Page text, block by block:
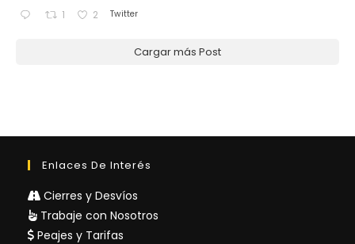
1 2 Twitter
Cargar más Post
Enlaces De Interés
Cierres y Desvíos
Trabaje con Nosotros
Peajes y Tarifas